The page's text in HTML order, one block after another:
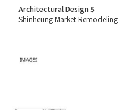
Architectural Design 5
Shinheung Market Remodeling